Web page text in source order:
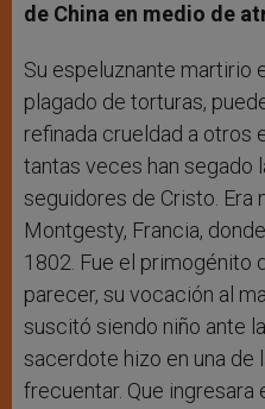
de China en medio de
Su espeluznante martirio
plagado de torturas,
refinada crueldad a otros
tantas veces han segado
seguidores de Cristo. Era
Montgesty, Francia,
1802. Fue el primogénito
parecer, su vocación al
suscitó siendo niño ante
sacerdote hizo en una de
frecuentar. Que ingresara